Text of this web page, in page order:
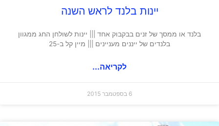
יינות בלנד לראש השנה
בלנד או ממסך של זנים בבקבוק אחד ||| יינות לשולחן החג ממגוון
בלנדים של ייננים מעניינים ||| מיין קל ב-25
לקריאה...
6 בספטמבר 2015